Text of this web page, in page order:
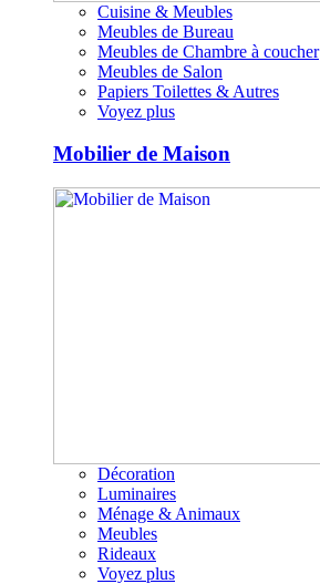
Cuisine & Meubles
Meubles de Bureau
Meubles de Chambre à coucher
Meubles de Salon
Papiers Toilettes & Autres
Voyez plus
Mobilier de Maison
Décoration
Luminaires
Ménage & Animaux
Meubles
Rideaux
Voyez plus